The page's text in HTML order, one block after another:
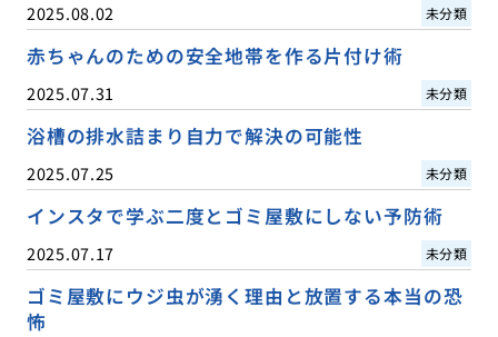
2025.08.02 未分類
赤ちゃんのための安全地帯を作る片付け術
2025.07.31 未分類
浴槽の排水詰まり自力で解決の可能性
2025.07.25 未分類
インスタで学ぶ二度とゴミ屋敷にしない予防術
2025.07.17 未分類
ゴミ屋敷にウジ虫が湧く理由と放置する本当の恐
怖